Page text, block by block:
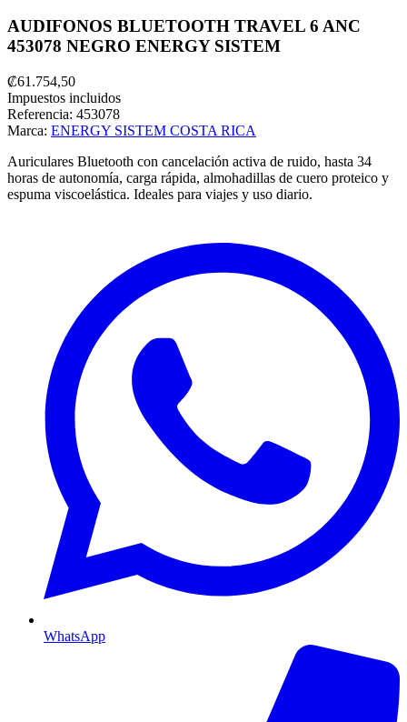
AUDIFONOS BLUETOOTH TRAVEL 6 ANC
453078 NEGRO ENERGY SISTEM
₡61.754,50
Impuestos incluidos
Referencia: 453078
Marca: ENERGY SISTEM COSTA RICA
Auriculares Bluetooth con cancelación activa de ruido, hasta 34
horas de autonomía, carga rápida, almohadillas de cuero proteico y
espuma viscoelástica. Ideales para viajes y uso diario.
WhatsApp